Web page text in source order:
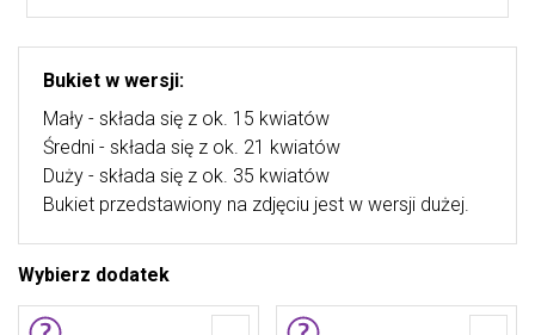
Bukiet w wersji:
Mały - składa się z ok. 15 kwiatów
Średni - składa się z ok. 21 kwiatów
Duży - składa się z ok. 35 kwiatów
Bukiet przedstawiony na zdjęciu jest w wersji dużej.
Wybierz dodatek